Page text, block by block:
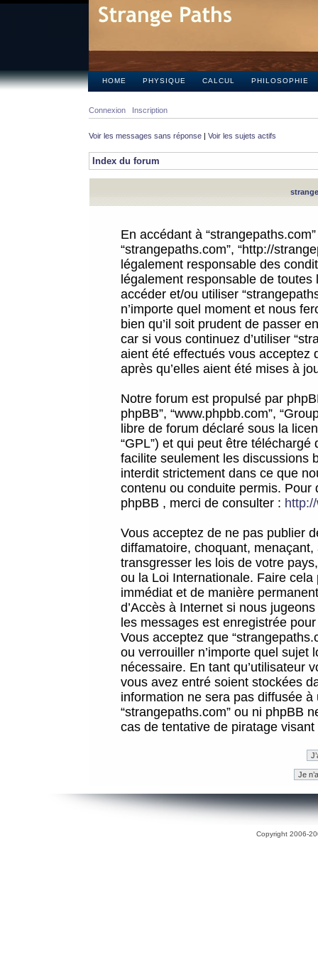
HOME PHYSIQUE CALCUL PHILOSOPHIE
Connexion Inscription
Voir les messages sans réponse | Voir les sujets actifs
Index du forum
En accédant à
“strangepaths.com”, “http://
légalement responsable des
légalement responsable de
accéder et/ou utiliser
n’importe quel moment et nous
bien qu’il soit prudent de passer
car si vous continuez d’utiliser
aient été effectués vous acceptez
après qu’elles aient été mises à
Notre forum est propulsé par
phpBB”, “www.phpbb.com”,
libre de forum déclaré sous la
“GPL”) et qui peut être téléchargé
facilite seulement les discussions
interdit strictement dans ce que
contenu ou conduite permis.
phpBB , merci de consulter :
Vous acceptez de ne pas publier
diffamatoire, choquant,
transgresser les lois de votre
ou la Loi Internationale. Faire
immédiat et de manière
d’Accès à Internet si nous
les messages est enregistrée
Vous acceptez que
ou verrouiller n’importe quel sujet
nécessaire. En tant qu’utilisateur
vous avez entré soient stockées
information ne sera pas diffusée
“strangepaths.com” ou ni phpBB
cas de tentative de piratage
Copyright 2006-